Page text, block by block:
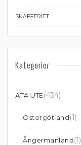
SKAFFERIET
Kategorier
ÄTA UTE(434)
Östergötland(1)
Ångermanland(1)